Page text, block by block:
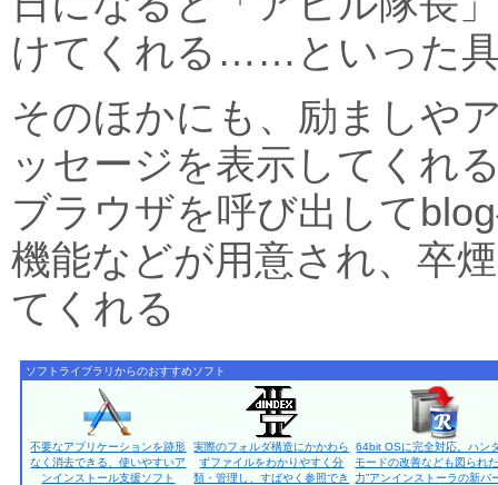
けてくれる……といった
そのほかにも、励ましや
ッセージを表示してくれ
ブラウザを呼び出して
機能などが用意され、卒
てくれる
ソフトライブラリからのおすすめソフト
不要なアプリケーションを跡形
なく消去できる、使いやすいア
ンインストール支援ソフト
実際のフォルダ構造にかかわら
ずファイルをわかりやすく分
類・管理し、すばやく参照でき
64bit OSに完全対応。ハン
モードの改善なども図られ
力”アンインストーラの新バ